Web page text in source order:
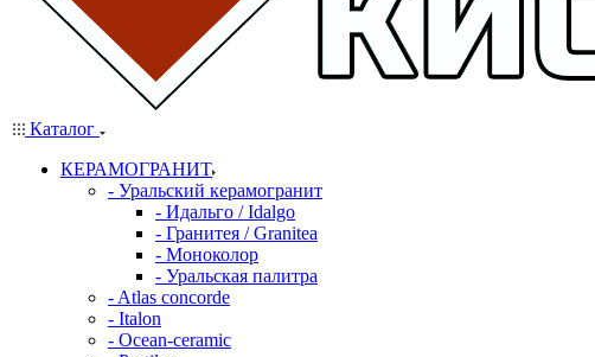
Каталог
КЕРАМОГРАНИТ
- Уральский керамогранит
- Идальго / Idalgo
- Гранитея / Granitea
- Моноколор
- Уральская палитра
- Atlas concorde
- Italon
- Ocean-ceramic